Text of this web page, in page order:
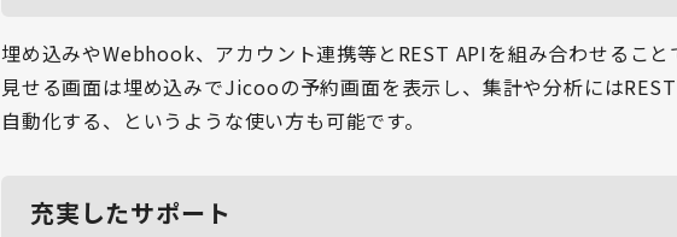
埋め込みやWebhook、アカウント連携等とREST APIを組み合わせること
見せる画面は埋め込みでJicooの予約画面を表示し、集計や分析には
自動化する、というような使い方も可能です。
充実したサポート